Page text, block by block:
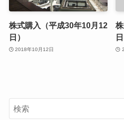
株式購入（平成30年10月12
日）
2018年10月12日
日